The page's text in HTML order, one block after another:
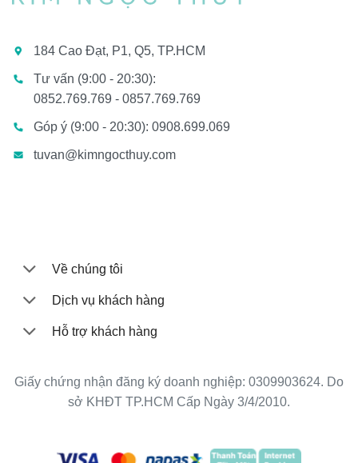
184 Cao Đạt, P1, Q5, TP.HCM
Tư vấn (9:00 - 20:30):
0852.769.769 - 0857.769.769
Góp ý (9:00 - 20:30): 0908.699.069
tuvan@kimngocthuy.com
Về chúng tôi
Dịch vụ khách hàng
Hỗ trợ khách hàng
Giấy chứng nhận đăng ký doanh nghiệp: 0309903624. Do
sở KHĐT TP.HCM Cấp Ngày 3/4/2010.